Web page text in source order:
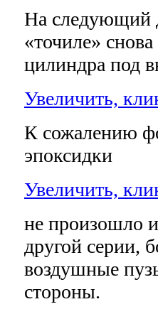
На следующий
«точиле»
цилиндра под
Увеличить,
К сожалению
эпоксидки
Увеличить,
не произошло
другой серии,
воздушные
стороны.